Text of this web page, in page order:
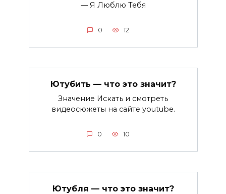
— Я Люблю Тебя
0 12
Ютубить — что это значит?
Значение Искать и смотреть
видеосюжеты на сайте youtube.
0 10
Ютубля — что это значит?